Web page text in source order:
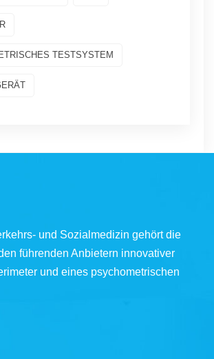
TESTSYSTEM
und Sozialmedizin gehört die
führenden Anbietern innovativer
und eines psychometrischen